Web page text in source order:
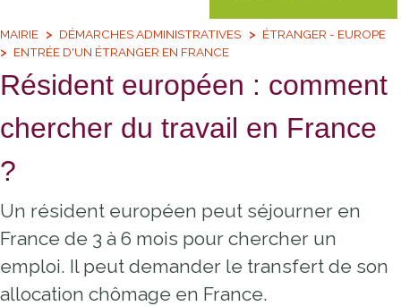
MAIRIE DÉMARCHES ADMINISTRATIVES
ÉTRANGER - EUROPE
ENTRÉE D'UN ÉTRANGER EN FRANCE
Résident européen : comment
chercher du travail en France
?
Un résident européen peut séjourner en
France de 3 à 6 mois pour chercher un
emploi. Il peut demander le transfert de son
allocation chômage en France.